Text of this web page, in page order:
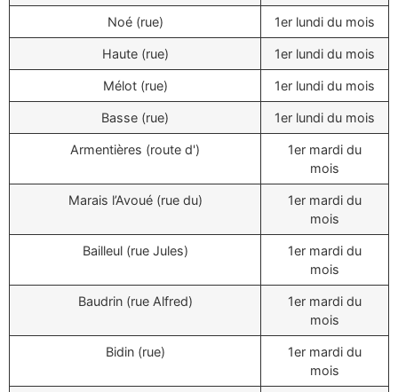
Noé (rue) 1er lundi du mois
Haute (rue) 1er lundi du mois
Mélot (rue) 1er lundi du mois
Basse (rue) 1er lundi du mois
Armentières (route d')
1er mardi du
mois
Marais l’Avoué (rue du)
1er mardi du
mois
Bailleul (rue Jules)
1er mardi du
mois
Baudrin (rue Alfred)
1er mardi du
mois
Bidin (rue)
1er mardi du
mois